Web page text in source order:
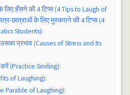
हँसने की 4 टिप्स (4 Tips to Laugh of
छात्राओं के लिए मुस्कराने की 4 टिप्स (4
Students):
प्रभाव (Causes of Stress and Its
(Practice Smiling):
of Laughing):
Parable of Laughing):